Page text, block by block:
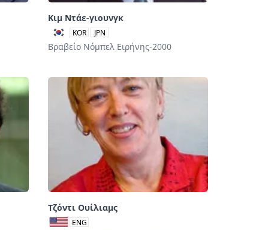
Κιμ Ντάε-γιουνγκ
KOR JPN
Βραβείο Νόμπελ Ειρήνης-2000
Τζόντι Ουίλιαμς
ENG